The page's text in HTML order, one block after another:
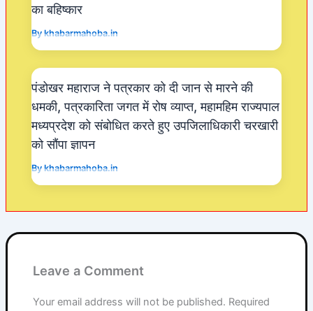
का बहिष्कार
Bykhabarmahoba.in
पंडोखर महाराज ने पत्रकार को दी जान से मारने की
धमकी, पत्रकारिता जगत में रोष व्याप्त, महामहिम राज्यपाल
मध्यप्रदेश को संबोधित करते हुए उपजिलाधिकारी चरखारी
को सौंपा ज्ञापन
Bykhabarmahoba.in
Leave a Comment
Your email address will not be published. Required